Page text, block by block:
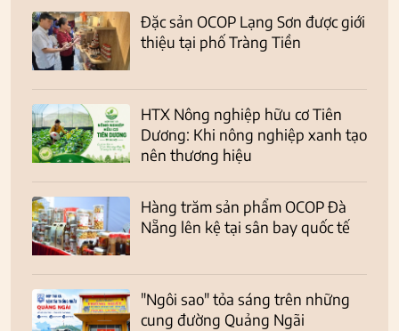
Đặc sản OCOP Lạng Sơn được giới
thiệu tại phố Tràng Tiền
HTX Nông nghiệp hữu cơ Tiên
Dương: Khi nông nghiệp xanh tạo
nên thương hiệu
Hàng trăm sản phẩm OCOP Đà
Nẵng lên kệ tại sân bay quốc tế
"Ngôi sao" tỏa sáng trên những
cung đường Quảng Ngãi